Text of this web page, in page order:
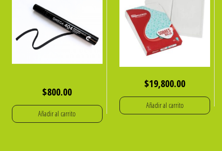
$800.00
Añadir al carrito
$19,800.00
Añadir al carrito